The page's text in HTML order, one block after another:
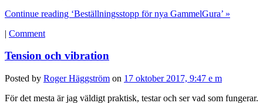
Continue reading ‘Beställningsstopp för nya GammelGura’ »
| Comment
Tension och vibration
Posted by Roger Häggström on 17 oktober 2017, 9:47 e m
För det mesta är jag väldigt praktisk, testar och ser vad som fungerar.